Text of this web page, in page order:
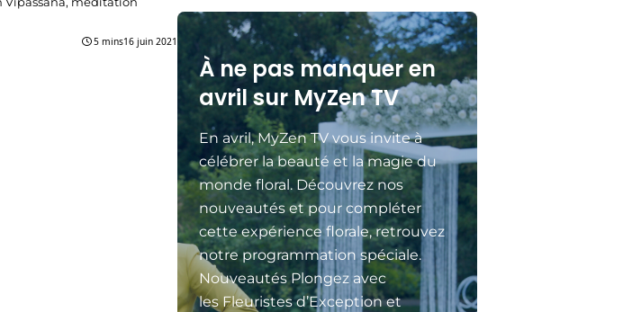
5 mins16 juin 2021
À ne pas manquer en
avril sur MyZen TV
En avril, MyZen TV vous invite à
célébrer la beauté et la magie du
monde floral. Découvrez nos
nouveautés et pour compléter
cette expérience florale, retrouvez
notre programmation spéciale.
Nouveautés Plongez avec
les Fleuristes d’Exception et